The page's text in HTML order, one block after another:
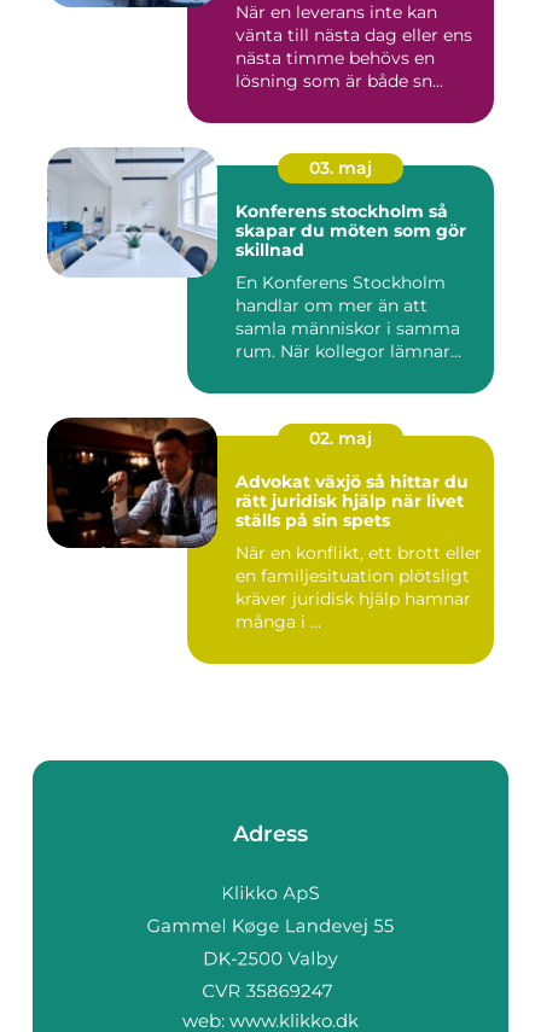
När en leverans inte kan
vänta till nästa dag eller ens
nästa timme behövs en
lösning som är både sn...
03. maj
Konferens stockholm så
skapar du möten som gör
skillnad
En Konferens Stockholm
handlar om mer än att
samla människor i samma
rum. När kollegor lämnar
02. maj
Advokat växjö så hittar du
rätt juridisk hjälp när livet
ställs på sin spets
När en konflikt, ett brott eller
en familjesituation plötsligt
kräver juridisk hjälp hamnar
många i ...
Adress
web: www.klikko.dk